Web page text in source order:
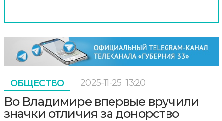
ОБЩЕСТВО 2025-11-25 13:20
Во Владимире впервые вручили
значки отличия за донорство